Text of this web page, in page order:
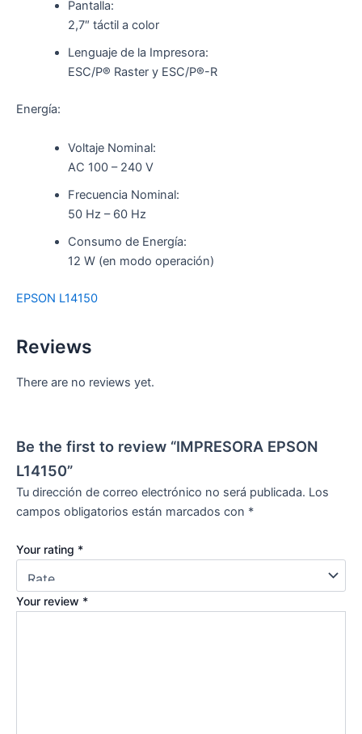
Pantalla:
2,7″ táctil a color
Lenguaje de la Impresora:
ESC/P® Raster y ESC/P®-R
Energía:
Voltaje Nominal:
AC 100 – 240 V
Frecuencia Nominal:
50 Hz – 60 Hz
Consumo de Energía:
12 W (en modo operación)
EPSON L14150
Reviews
There are no reviews yet.
Be the first to review “IMPRESORA EPSON
L14150”
Tu dirección de correo electrónico no será publicada. Los
campos obligatorios están marcados con *
Your rating *
Your review *